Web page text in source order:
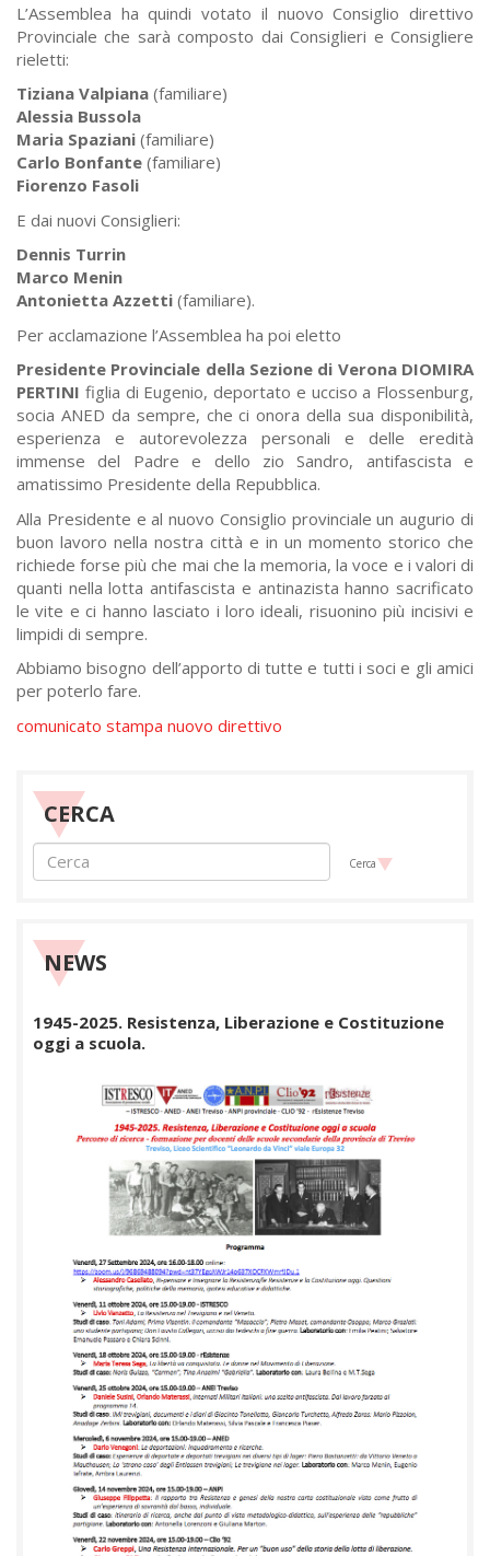
L’Assemblea ha quindi votato il nuovo Consiglio direttivo
Provinciale che sarà composto dai Consiglieri e Consigliere
rieletti:
Tiziana Valpiana (familiare)
Alessia Bussola
Maria Spaziani (familiare)
Carlo Bonfante (familiare)
Fiorenzo Fasoli
E dai nuovi Consiglieri:
Dennis Turrin
Marco Menin
Antonietta Azzetti (familiare).
Per acclamazione l’Assemblea ha poi eletto
Presidente Provinciale della Sezione di Verona DIOMIRA
PERTINI figlia di Eugenio, deportato e ucciso a Flossenburg,
socia ANED da sempre, che ci onora della sua disponibilità,
esperienza e autorevolezza personali e delle eredità
immense del Padre e dello zio Sandro, antifascista e
amatissimo Presidente della Repubblica.
Alla Presidente e al nuovo Consiglio provinciale un augurio di
buon lavoro nella nostra città e in un momento storico che
richiede forse più che mai che la memoria, la voce e i valori di
quanti nella lotta antifascista e antinazista hanno sacrificato
le vite e ci hanno lasciato i loro ideali, risuonino più incisivi e
limpidi di sempre.
Abbiamo bisogno dell’apporto di tutte e tutti i soci e gli amici
per poterlo fare.
comunicato stampa nuovo direttivo
CERCA
Cerca
NEWS
1945-2025. Resistenza, Liberazione e Costituzione
oggi a scuola.